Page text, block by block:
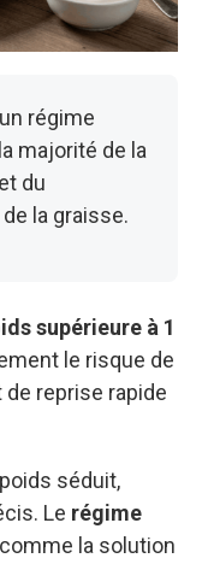
régime
majorité de la
du
la graisse.
supérieure à 1
le risque de
de reprise rapide
séduit,
Le régime
la solution